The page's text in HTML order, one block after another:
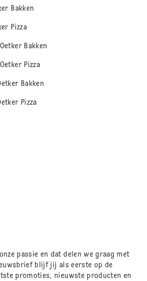
Bakken
Pizza
Bakken
Pizza
Bakken
Pizza
passie en dat delen we graag met
blijf jij als eerste op de
promoties, nieuwste producten en